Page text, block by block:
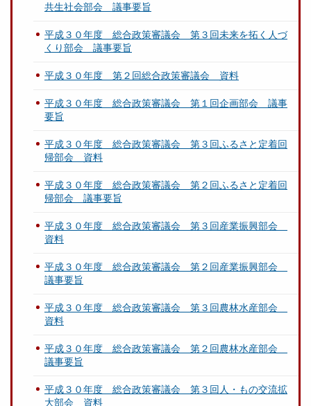
共生社会部会 議事要旨
平成３０年度 総合政策審議会 第３回未来を拓く人づ
くり部会 議事要旨
平成３０年度 第２回総合政策審議会 資料
平成３０年度 総合政策審議会 第１回企画部会 議事
要旨
平成３０年度 総合政策審議会 第３回ふるさと定着回
帰部会 資料
平成３０年度 総合政策審議会 第２回ふるさと定着回
帰部会 議事要旨
平成３０年度 総合政策審議会 第３回産業振興部会
資料
平成３０年度 総合政策審議会 第２回産業振興部会
議事要旨
平成３０年度 総合政策審議会 第３回農林水産部会
資料
平成３０年度 総合政策審議会 第２回農林水産部会
議事要旨
平成３０年度 総合政策審議会 第３回人・もの交流拡
大部会 資料